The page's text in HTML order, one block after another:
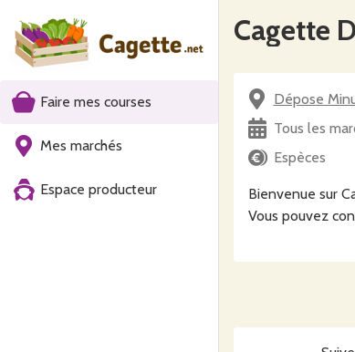
Faire mes courses
Mes marchés
Espace producteur
Cagette
Dépose
Tous les
Espèces
Bienvenue sur
Vous pouvez